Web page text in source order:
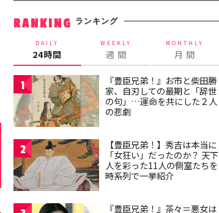
RANKING ランキング
DAILY
24時間
WEEKLY
週 間
MONTHLY
月 間
1
『豊臣兄弟！』お市と柴田勝
家、自刃しての最期と「辞世
の句」…運命を共にした２人
の悲劇
2
【豊臣兄弟！】秀吉は本当に
「女狂い」だったのか？ 天下
人を彩った11人の側室たちを
時系列で一挙紹介
『豊臣兄弟！』茶々＝悪女は